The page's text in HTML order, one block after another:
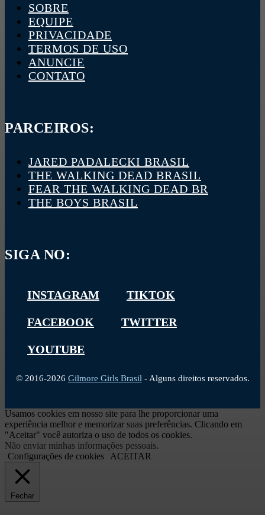
SOBRE
EQUIPE
PRIVACIDADE
TERMOS DE USO
ANUNCIE
CONTATO
PARCEIROS:
JARED PADALECKI BRASIL
THE WALKING DEAD BRASIL
FEAR THE WALKING DEAD BR
THE BOYS BRASIL
SIGA NO:
INSTAGRAM TIKTOK
FACEBOOK TWITTER
YOUTUBE
© 2016-2026 Gilmore Girls Brasil - Alguns direitos reservados.
Usamos cookies em nosso site para lhe proporcionar uma
experiência melhor e memorizar suas preferências. Clicando em
"Aceitar" você autoriza o uso de todos os cookies.
Não enviar minhas informações pessoais.
Configurações de cookies
ACEITAR
Fechar